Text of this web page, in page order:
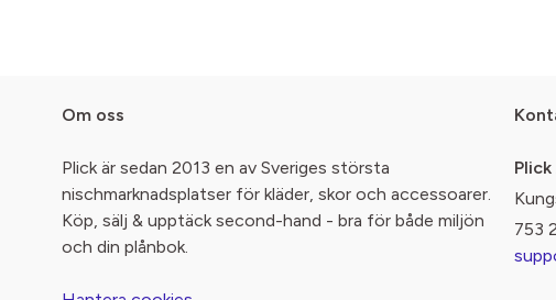
Om oss
Plick är sedan 2013 en av Sveriges största
nischmarknadsplatser för kläder, skor och accessoarer.
Köp, sälj & upptäck second-hand - bra för både miljön
och din plånbok.
Plick
753